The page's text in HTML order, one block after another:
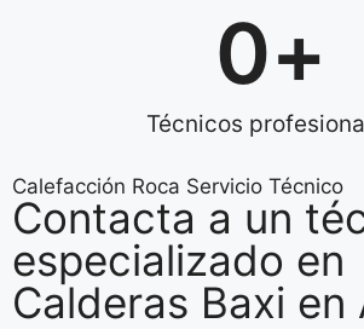
Técnicos
0+
Calefacción Roca Servicio Técnico
Contacta a un
especializado en
Calderas Baxi en